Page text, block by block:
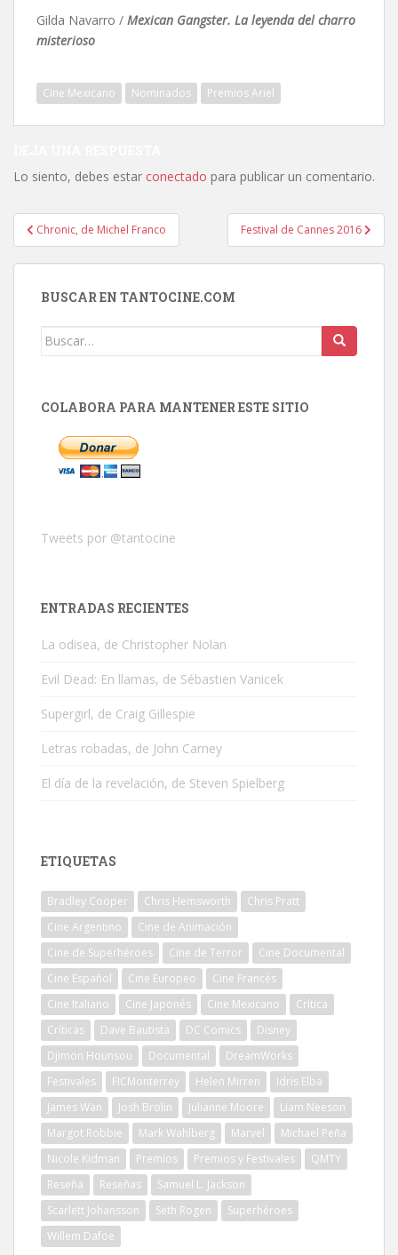
Gilda Navarro / Mexican Gangster. La leyenda del charro
misterioso
Cine Mexicano Nominados Premios Ariel
Lo siento, debes estar conectado para publicar un comentario.
Navegación
de
entradas
Chronic, de Michel Franco Festival de Cannes 2016
BUSCAR EN TANTOCINE.COM
Buscar:
COLABORA PARA MANTENER ESTE SITIO
Tweets por @tantocine
ENTRADAS RECIENTES
La odisea, de Christopher Nolan
Evil Dead: En llamas, de Sébastien Vanicek
Supergirl, de Craig Gillespie
Letras robadas, de John Carney
El día de la revelación, de Steven Spielberg
ETIQUETAS
Bradley Cooper Chris Hemsworth
Chris Pratt
Cine Argentino
Cine de Animación
Cine de Superhéroes
Cine de Terror
Cine Documental
Cine Español
Cine Europeo
Cine Francés
Cine Italiano
Cine Japonés Cine Mexicano
Crítica
Críticas
Dave Bautista DC Comics
Disney
Djimon Hounsou
Documental
DreamWorks
Festivales
FICMonterrey Helen Mirren
Idris Elba
James Wan
Josh Brolin Julianne Moore
Liam Neeson
Margot Robbie
Mark Wahlberg Marvel
Michael Peña
Nicole Kidman
Premios Premios y Festivales
QMTY
Reseña
Reseñas
Samuel L. Jackson
Scarlett Johansson
Seth Rogen
Superhéroes
Willem Dafoe